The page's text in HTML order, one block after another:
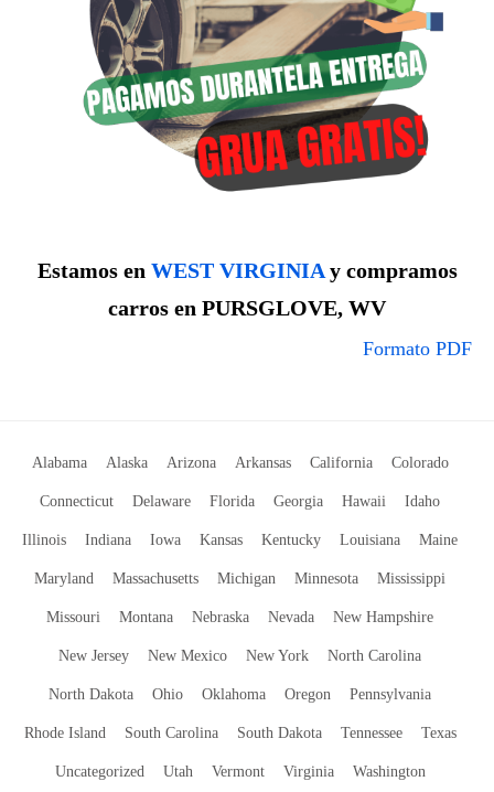
Estamos en WEST VIRGINIAy compramos
carros en PURSGLOVE, WV
Formato PDF
Alabama Alaska Arizona Arkansas California Colorado
Connecticut Delaware Florida Georgia Hawaii Idaho
Illinois Indiana Iowa Kansas Kentucky Louisiana Maine
Maryland Massachusetts Michigan Minnesota Mississippi
Missouri Montana Nebraska Nevada New Hampshire
New Jersey New Mexico New York North Carolina
North Dakota Ohio Oklahoma Oregon Pennsylvania
Rhode Island South Carolina South Dakota Tennessee Texas
Uncategorized Utah Vermont Virginia Washington